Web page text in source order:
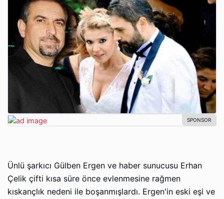
Ünlü şarkıcı Gülben Ergen ve haber sunucusu Erhan
Çelik çifti kısa süre önce evlenmesine rağmen
kıskançlık nedeni ile boşanmışlardı. Ergen'in eski eşi ve